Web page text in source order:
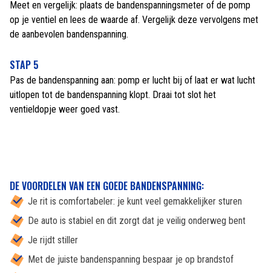
Meet en vergelijk: plaats de bandenspanningsmeter of de pomp
op je ventiel en lees de waarde af. Vergelijk deze vervolgens met
de aanbevolen bandenspanning.
STAP 5
Pas de bandenspanning aan: pomp er lucht bij of laat er wat lucht
uitlopen tot de bandenspanning klopt. Draai tot slot het
ventieldopje weer goed vast.
DE VOORDELEN VAN EEN GOEDE BANDENSPANNING:
Je rit is comfortabeler: je kunt veel gemakkelijker sturen
De auto is stabiel en dit zorgt dat je veilig onderweg bent
Je rijdt stiller
Met de juiste bandenspanning bespaar je op brandstof